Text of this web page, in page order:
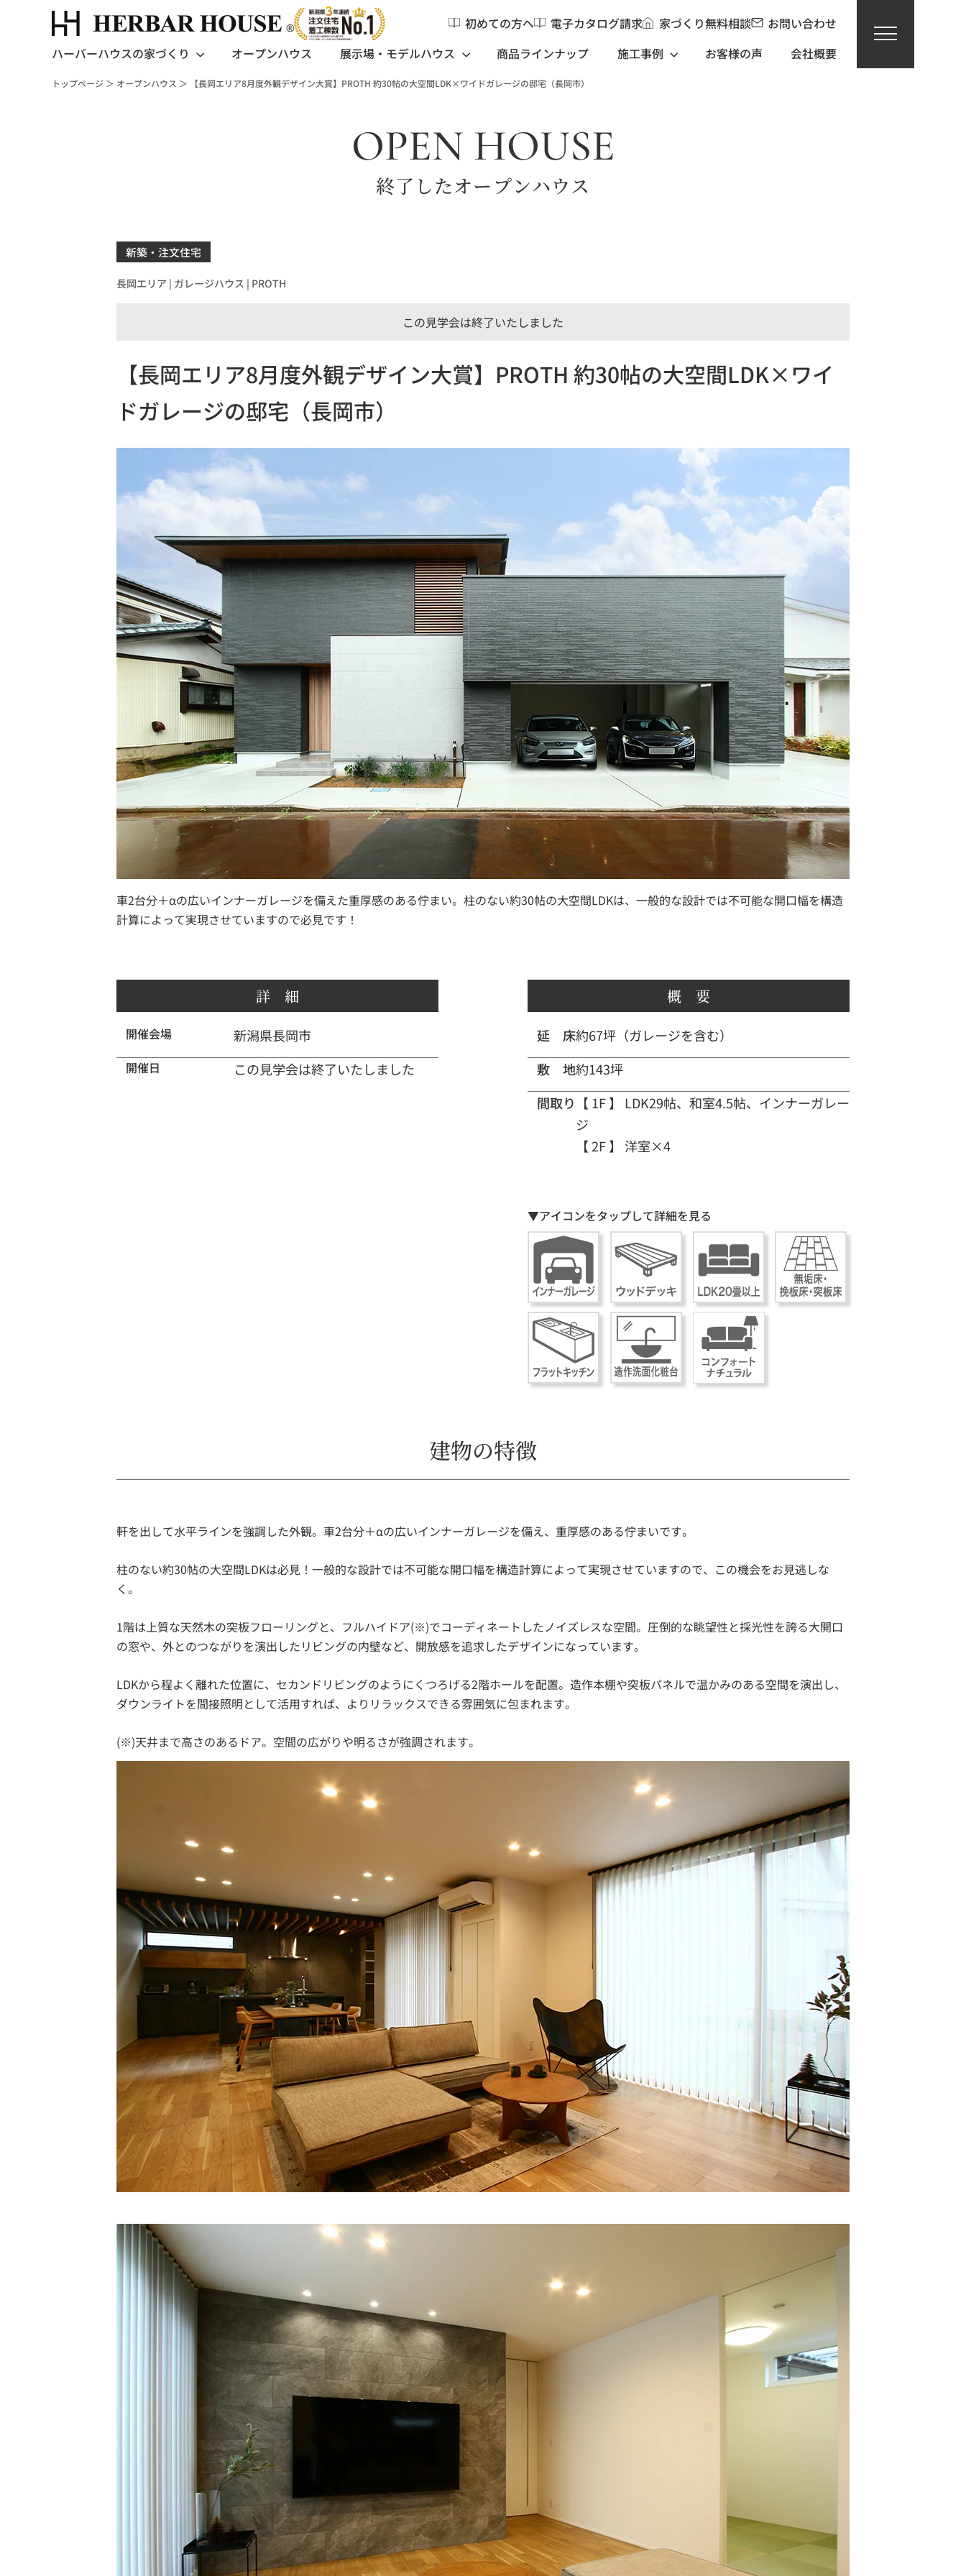
初めての方へ 電子カタログ請求 家づくり無料相談
お問い合わせ
ハーバーハウスの家づくり
オープンハウス 展示場・モデルハウス 商品ラインナップ 施工事例 お客様の声 会社概要
トップページ ＞ オープンハウス ＞ 【長岡エリア8月度外観デザイン大賞】PROTH 約30帖の大空間LDK×ワイドガレージの邸宅（長岡市）
OPEN HOUSE
終了したオープンハウス
新築・注文住宅
長岡エリア | ガレージハウス | PROTH
この見学会は終了いたしました
【長岡エリア8月度外観デザイン大賞】PROTH 約30帖の大空間LDK×ワイ
ドガレージの邸宅（長岡市）
車2台分＋αの広いインナーガレージを備えた重厚感のある佇まい。柱のない約30帖の大空間LDKは、一般的な設計では不可能な開口幅を構造
計算によって実現させていますので必見です！
詳 細
開催会場 新潟県長岡市
開催日 この見学会は終了いたしました
概 要
延 床約67坪（ガレージを含む）
敷 地約143坪
間取り 【 1F 】
LDK29帖、和室4.5帖、インナーガレー
ジ
【 2F 】
洋室×4
▼アイコンをタップして詳細を見る
建物の特徴
軒を出して水平ラインを強調した外観。車2台分＋αの広いインナーガレージを備え、重厚感のある佇まいです。
柱のない約30帖の大空間LDKは必見！一般的な設計では不可能な開口幅を構造計算によって実現させていますので、この機会をお見逃しな
く。
1階は上質な天然木の突板フローリングと、フルハイドア(※)でコーディネートしたノイズレスな空間。圧倒的な眺望性と採光性を誇る大開口
の窓や、外とのつながりを演出したリビングの内壁など、開放感を追求したデザインになっています。
LDKから程よく離れた位置に、セカンドリビングのようにくつろげる2階ホールを配置。造作本棚や突板パネルで温かみのある空間を演出し、
ダウンライトを間接照明として活用すれば、よりリラックスできる雰囲気に包まれます。
(※)天井まで高さのあるドア。空間の広がりや明るさが強調されます。